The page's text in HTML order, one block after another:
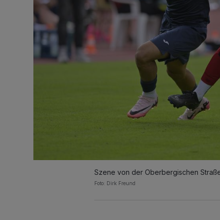
Szene von der Oberbergischen
Foto: Dirk Freund